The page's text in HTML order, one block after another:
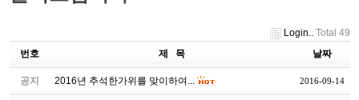
Login..Total 49
번호
제 목 날짜
공지 2016년 추석한가위를 맞이하여... 2016-09-14